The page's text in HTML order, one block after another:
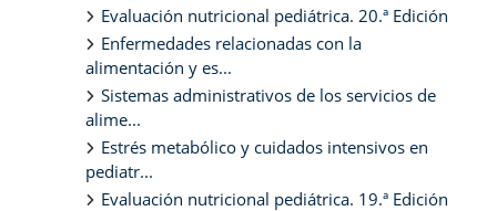
Evaluación nutricional pediátrica. 20.ª Edición
Enfermedades relacionadas con la
alimentación y es...
Sistemas administrativos de los servicios de
alime...
Estrés metabólico y cuidados intensivos en
pediatr...
Evaluación nutricional pediátrica. 19.ª Edición